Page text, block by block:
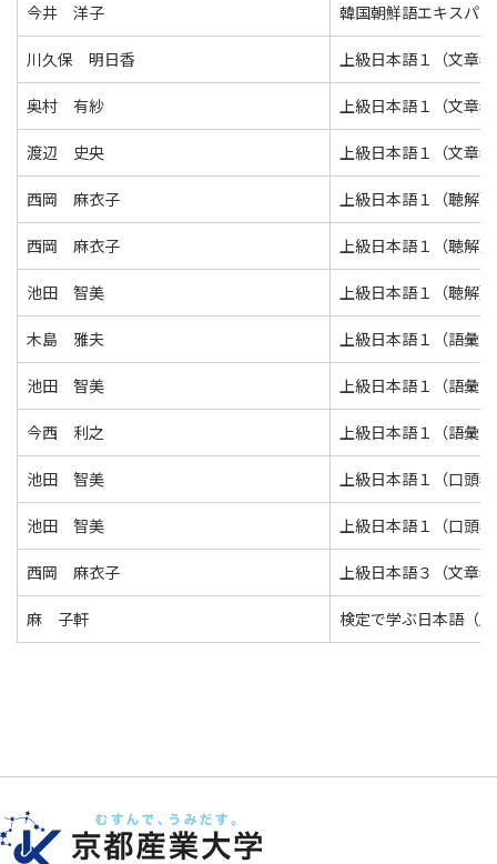
今井 洋子 韓国朝鮮語エキスパ
川久保 明日香 上級日本語１（文章
奥村 有紗 上級日本語１（文章
渡辺 史央 上級日本語１（文章
西岡 麻衣子 上級日本語１（聴解
西岡 麻衣子 上級日本語１（聴解
池田 智美 上級日本語１（聴解
木島 雅夫 上級日本語１（語彙
池田 智美 上級日本語１（語彙
今西 利之 上級日本語１（語彙
池田 智美 上級日本語１（口頭
池田 智美 上級日本語１（口頭
西岡 麻衣子 上級日本語３（文章
麻 子軒 検定で学ぶ日本語（